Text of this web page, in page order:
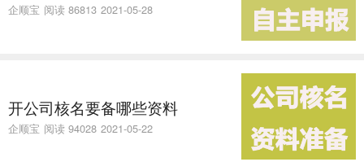
企顺宝 阅读 86813 2021-05-28
开公司核名要备哪些资料
企顺宝 阅读 94028 2021-05-22